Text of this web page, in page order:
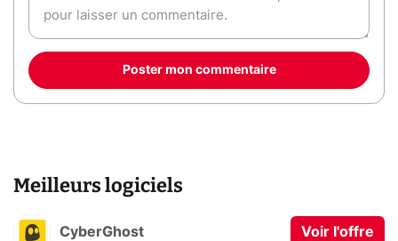
Poster mon commentaire
Meilleurs logiciels
CyberGhost Voir l'offre